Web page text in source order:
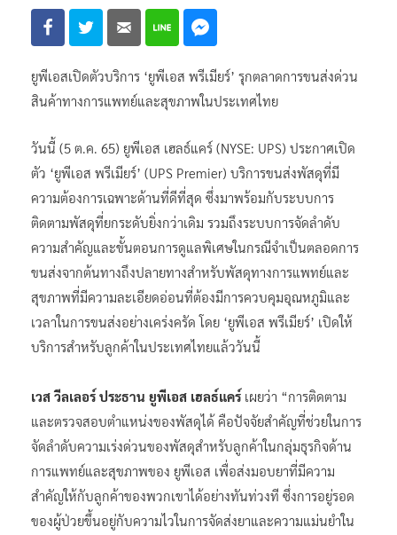
ยูพีเอสเปิดตัวบริการ ‘ยูพีเอส พรีเมียร์’ รุกตลาดการขนส่งด่วน
สินค้าทางการแพทย์และสุขภาพในประเทศไทย
วันนี้ (5 ต.ค. 65) ยูพีเอส เฮลธ์แคร์ (NYSE: UPS) ประกาศเปิด
ตัว ‘ยูพีเอส พรีเมียร์’ (UPS Premier) บริการขนส่งพัสดุที่มี
ความต้องการเฉพาะด้านที่ดีที่สุด ซึ่งมาพร้อมกับระบบการ
ติดตามพัสดุที่ยกระดับยิ่งกว่าเดิม รวมถึงระบบการจัดลำดับ
ความสำคัญและขั้นตอนการดูแลพิเศษในกรณีจำเป็นตลอดการ
ขนส่งจากต้นทางถึงปลายทางสำหรับพัสดุทางการแพทย์และ
สุขภาพที่มีความละเอียดอ่อนที่ต้องมีการควบคุมอุณหภูมิและ
เวลาในการขนส่งอย่างเคร่งครัด โดย ‘ยูพีเอส พรีเมียร์’ เปิดให้
บริการสำหรับลูกค้าในประเทศไทยแล้ววันนี้
เวส วีลเลอร์ ประธาน ยูพีเอส เฮลธ์แคร์ เผยว่า “การติดตาม
และตรวจสอบตำแหน่งของพัสดุได้ คือปัจจัยสำคัญที่ช่วยในการ
จัดลำดับความเร่งด่วนของพัสดุสำหรับลูกค้าในกลุ่มธุรกิจด้าน
การแพทย์และสุขภาพของ ยูพีเอส เพื่อส่งมอบยาที่มีความ
สำคัญให้กับลูกค้าของพวกเขาได้อย่างทันท่วงที ซึ่งการอยู่รอด
ของผู้ป่วยขึ้นอยู่กับความไวในการจัดส่งยาและความแม่นยำใน